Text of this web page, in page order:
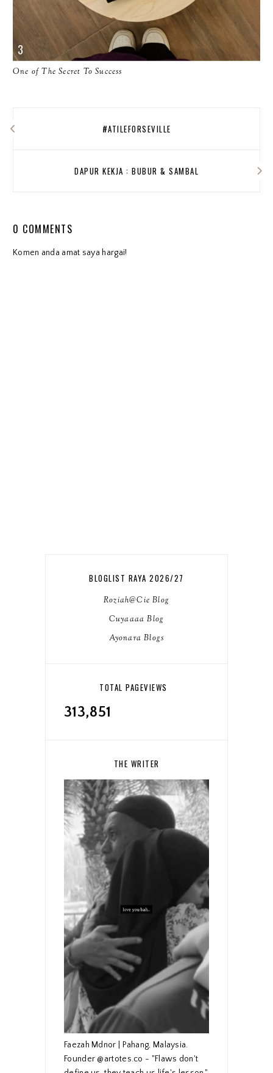
One of The Secret To Success
#ATILEFORSEVILLE
DAPUR KEKJA : BUBUR & SAMBAL
0 COMMENTS
Komen anda amat saya hargai!
BLOGLIST RAYA 2026/27
Roziah@Cie Blog
Cuyaaaa Blog
Ayonara Blogs
TOTAL PAGEVIEWS
313,851
THE WRITER
Faezah Mdnor | Pahang, Malaysia.
Founder @artotes.co - "Flaws don't